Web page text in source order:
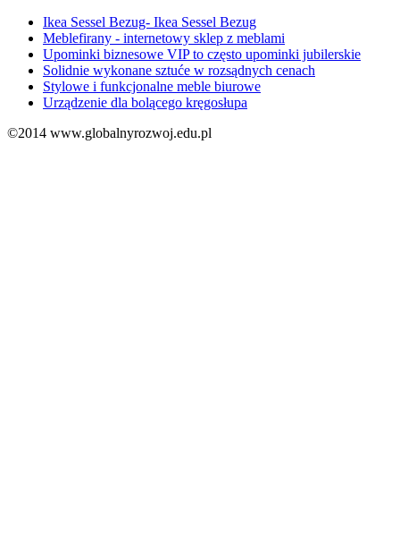
Ikea Sessel Bezug- Ikea Sessel Bezug
Meblefirany - internetowy sklep z meblami
Upominki biznesowe VIP to często upominki jubilerskie
Solidnie wykonane sztuće w rozsądnych cenach
Stylowe i funkcjonalne meble biurowe
Urządzenie dla bolącego kręgosłupa
©2014 www.globalnyrozwoj.edu.pl